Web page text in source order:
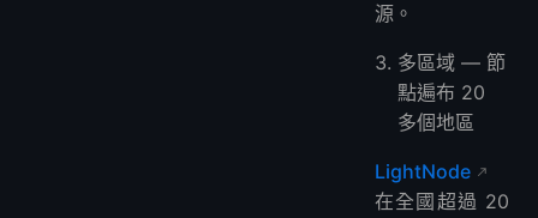
源。
多區域 — 節
點遍布 20
多個地區
LightNode
在全國超過 20